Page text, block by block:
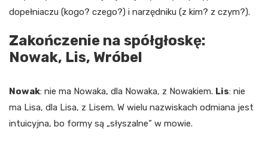
dopełniaczu (kogo? czego?) i narzędniku (z kim? z czym?).
Zakończenie na spółgłoskę:
Nowak, Lis, Wróbel
Nowak: nie ma Nowaka, dla Nowaka, z Nowakiem. Lis: nie
ma Lisa, dla Lisa, z Lisem. W wielu nazwiskach odmiana jest
intuicyjna, bo formy są „słyszalne” w mowie.